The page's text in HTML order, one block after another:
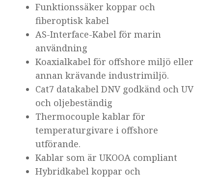
Funktionssäker koppar och
fiberoptisk kabel
AS-Interface-Kabel för marin
användning
Koaxialkabel för offshore miljö eller
annan krävande industrimiljö.
Cat7 datakabel DNV godkänd och UV
och oljebeständig
Thermocouple kablar för
temperaturgivare i offshore
utförande.
Kablar som är UKOOA compliant
Hybridkabel koppar och